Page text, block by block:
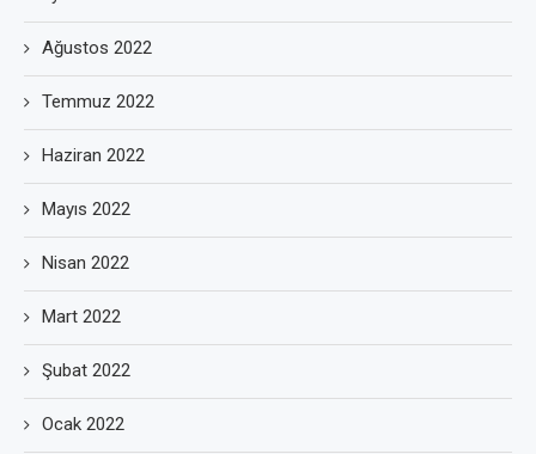
Ağustos 2022
Temmuz 2022
Haziran 2022
Mayıs 2022
Nisan 2022
Mart 2022
Şubat 2022
Ocak 2022